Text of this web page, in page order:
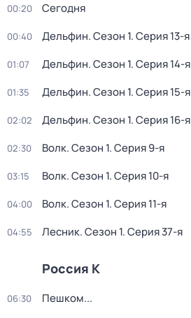
00:20 Сегодня
00:40 Дельфин. Сезон 1. Серия 13-я
01:07 Дельфин. Сезон 1. Серия 14-я
01:35 Дельфин. Сезон 1. Серия 15-я
02:02 Дельфин. Сезон 1. Серия 16-я
02:30 Волк. Сезон 1. Серия 9-я
03:15 Волк. Сезон 1. Серия 10-я
04:00 Волк. Сезон 1. Серия 11-я
04:55 Лесник. Сезон 1. Серия 37-я
Россия К
06:30 Пешком...